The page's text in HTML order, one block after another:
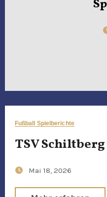
Fußball Spielberichte
TSV
Mai 18, 2026